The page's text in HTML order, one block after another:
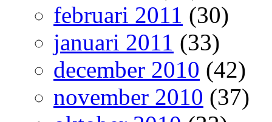
februari 2011 (30)
januari 2011 (33)
december 2010 (42)
november 2010 (37)